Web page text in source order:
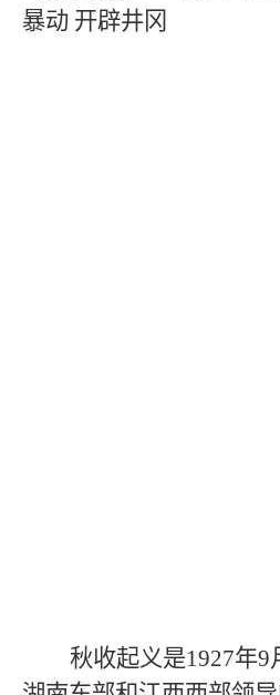
暴动 开辟井冈
秋收起义是1927年9